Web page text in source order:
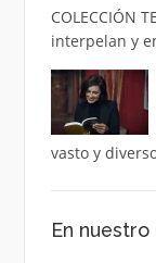
COLECCIÓN
interpelan y
vasto y
En